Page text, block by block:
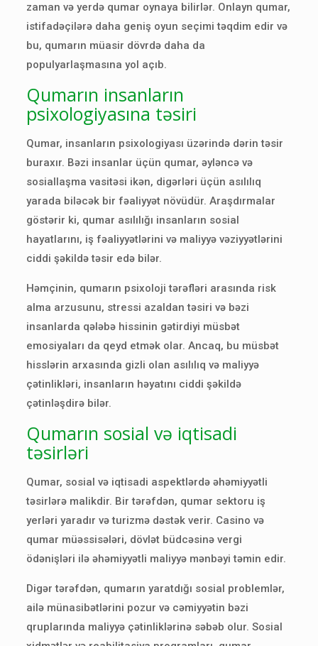
zaman və yerdə qumar oynaya bilirlər. Onlayn qumar,
istifadəçilərə daha geniş oyun seçimi təqdim edir və
bu, qumarın müasir dövrdə daha da
populyarlaşmasına yol açıb.
Qumarın insanların
psixologiyasına təsiri
Qumar, insanların psixologiyası üzərində dərin təsir
buraxır. Bəzi insanlar üçün qumar, əyləncə və
sosiallaşma vasitəsi ikən, digərləri üçün asılılıq
yarada biləcək bir fəaliyyət növüdür. Araşdırmalar
göstərir ki, qumar asılılığı insanların sosial
hayatlarını, iş fəaliyyətlərini və maliyyə vəziyyətlərini
ciddi şəkildə təsir edə bilər.
Həmçinin, qumarın psixoloji tərəfləri arasında risk
alma arzusunu, stressi azaldan təsiri və bəzi
insanlarda qələbə hissinin gətirdiyi müsbət
emosiyaları da qeyd etmək olar. Ancaq, bu müsbət
hisslərin arxasında gizli olan asılılıq və maliyyə
çətinlikləri, insanların həyatını ciddi şəkildə
çətinləşdirə bilər.
Qumarın sosial və iqtisadi
təsirləri
Qumar, sosial və iqtisadi aspektlərdə əhəmiyyətli
təsirlərə malikdir. Bir tərəfdən, qumar sektoru iş
yerləri yaradır və turizmə dəstək verir. Casino və
qumar müəssisələri, dövlət büdcəsinə vergi
ödənişləri ilə əhəmiyyətli maliyyə mənbəyi təmin edir.
Digər tərəfdən, qumarın yaratdığı sosial problemlər,
ailə münasibətlərini pozur və cəmiyyətin bəzi
qruplarında maliyyə çətinliklərinə səbəb olur. Sosial